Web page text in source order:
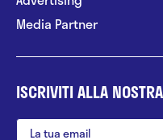
Media Partner
ISCRIVITI ALLA